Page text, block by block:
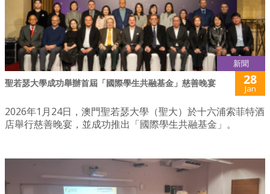
新聞
聖若瑟大學成功舉辦首屆「國際學生共融基金」慈善晚宴 28
Jan
2026年1月24日，澳門聖若瑟大學（聖大）於十六浦索菲特酒
店舉行慈善晚宴，並成功推出「國際學生共融基金」。